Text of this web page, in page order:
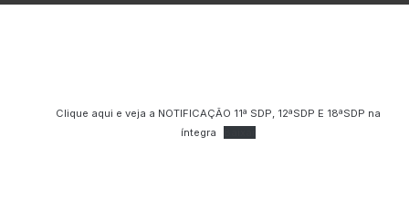
Clique aqui e veja a NOTIFICAÇÃO 11ª SDP, 12ªSDP E 18ªSDP na
íntegra